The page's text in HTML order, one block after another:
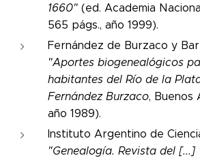
1660" (ed. Academia
565 págs., año 1999).
Fernández de Burzaco y
"Aportes biogenealógicos
habitantes del Río de la
Fernández Burzaco, Buenos
año 1989).
Instituto Argentino de
"Genealogía. Revista del [...]